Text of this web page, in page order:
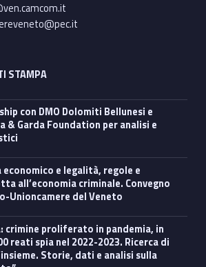
STAMPA
& Garda Foundation per analisi e
all’economia criminale. Convegno
Unioncamere del Veneto
reati spia nel 2022-2023. Ricerca di
Storie, dati e analisi sulla